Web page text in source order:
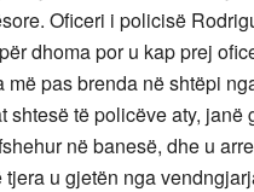
Oficeri i policisë
dhoma por u kap prej
më pas brenda në shtëpi
të policëve aty, janë
në banesë, dhe u
u gjetën nga